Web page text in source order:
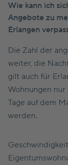
Wie kann ich
Angebote zu
Erlangen
Die Zahl der
weiter, die
gilt auch für
Wohnungen nur
Tage auf dem
werden.